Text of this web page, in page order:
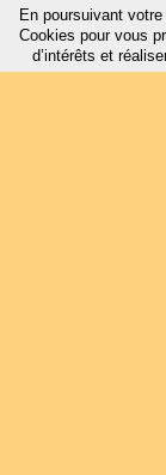
En poursuivant
Cookies pour vous
d’intérêts et